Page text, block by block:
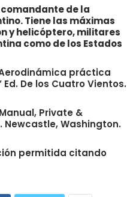
de la
Tiene las máximas
y helicóptero, militares
como de los Estados
“Aerodinámica práctica
De los Cuatro Vientos.
Private &
Newcastle, Washington.
permitida citando